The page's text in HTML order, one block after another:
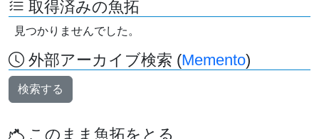
取得済みの魚拓
見つかりませんでした。
外部アーカイブ検索 (Memento)
検索する
このまま魚拓をとる